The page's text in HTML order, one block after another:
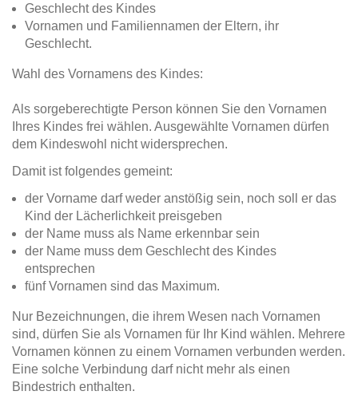
Geschlecht des Kindes
Vornamen und Familiennamen der Eltern, ihr
Geschlecht.
Wahl des Vornamens des Kindes:
Als sorgeberechtigte Person können Sie den Vornamen
Ihres Kindes frei wählen. Ausgewählte Vornamen dürfen
dem Kindeswohl nicht widersprechen.
Damit ist folgendes gemeint:
der Vorname darf weder anstößig sein, noch soll er das
Kind der Lächerlichkeit preisgeben
der Name muss als Name erkennbar sein
der Name muss dem Geschlecht des Kindes
entsprechen
fünf Vornamen sind das Maximum.
Nur Bezeichnungen, die ihrem Wesen nach Vornamen
sind, dürfen Sie als Vornamen für Ihr Kind wählen. Mehrere
Vornamen können zu einem Vornamen verbunden werden.
Eine solche Verbindung darf nicht mehr als einen
Bindestrich enthalten.